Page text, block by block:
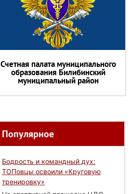
Счетная палата муниципального
образования Билибинский
муниципальный район
Популярное
Бодрость и командный дух:
ТОПовцы освоили «Круговую
тренировку»